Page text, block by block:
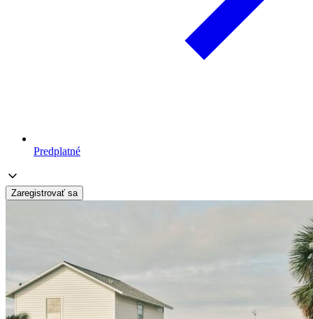
Predplatné
Zaregistrovať sa